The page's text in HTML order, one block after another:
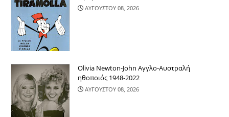
ΑΥΓΟΥΣΤΟΥ 08, 2026
Olivia Newton-John Αγγλο-Αυστραλή
ηθοποιός 1948-2022
ΑΥΓΟΥΣΤΟΥ 08, 2026